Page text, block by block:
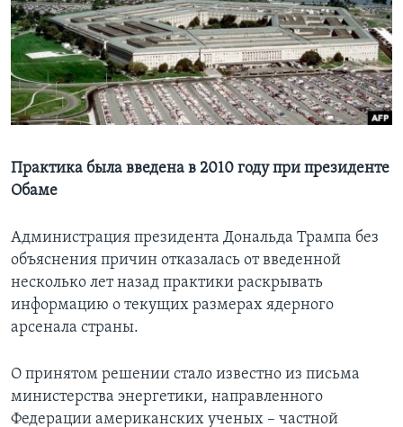
Learning English
СОЦИАЛЬНЫЕ СЕТИ
Языки
Практика была введена в 2010 году при президенте
Обаме
Администрация президента Дональда Трампа без
объяснения причин отказалась от введенной
несколько лет назад практики раскрывать
информацию о текущих размерах ядерного
арсенала страны.
О принятом решении стало известно из письма
министерства энергетики, направленного
Федерации американских ученых – частной